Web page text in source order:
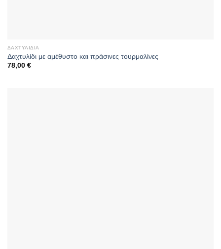
ΔΑΧΤΥΛΊΔΙΑ
Δαχτυλίδι με αμέθυστο και πράσινες τουρμαλίνες
78,00 €